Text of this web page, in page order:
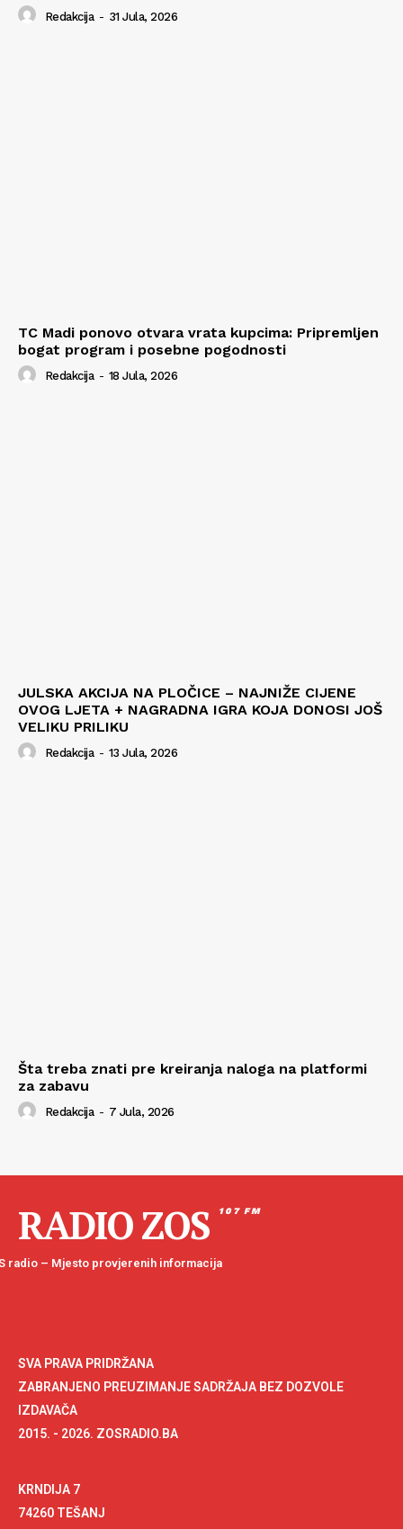
Redakcija - 31 Jula, 2026
TC Madi ponovo otvara vrata kupcima: Pripremljen
bogat program i posebne pogodnosti
Redakcija - 18 Jula, 2026
JULSKA AKCIJA NA PLOČICE – NAJNIŽE CIJENE
OVOG LJETA + NAGRADNA IGRA KOJA DONOSI JOŠ
VELIKU PRILIKU
Redakcija - 13 Jula, 2026
Šta treba znati pre kreiranja naloga na platformi
za zabavu
Redakcija - 7 Jula, 2026
RADIO ZOS 107 FM
radio – Mjesto provjerenih informacija
SVA PRAVA PRIDRŽANA
ZABRANJENO PREUZIMANJE SADRŽAJA BEZ DOZVOLE
IZDAVAČA
2015. - 2026. ZOSRADIO.BA
KRNDIJA 7
74260 TEŠANJ